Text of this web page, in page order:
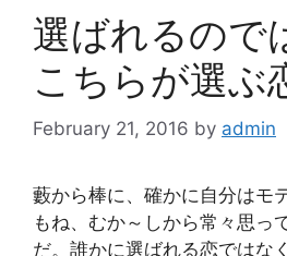
選ばれるので
こちらが選ぶ
February 21, 2016 by admin
藪から棒に、確かに自分はモ
もね、むか～しから常々思っ
だ。誰かに選ばれる恋ではな